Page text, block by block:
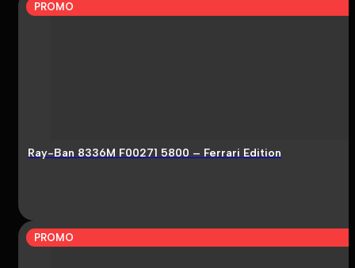
PROMO
Ray-Ban 8336M F00271 5800 – Ferrari Edition
PROMO